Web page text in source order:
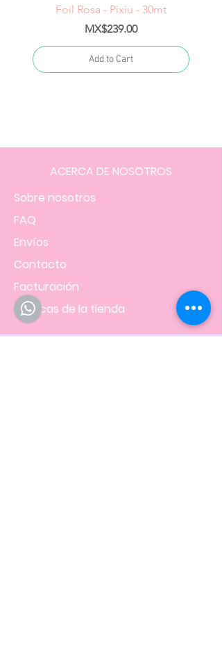
Foil Rosa - Pixiu - 30mt
Price
MX$239.00
Add to Cart
ACERCA DE NOSOTROS
Sobre nosotros
FAQ
Envíos
Contacto
Facturación
Políticas de la tienda